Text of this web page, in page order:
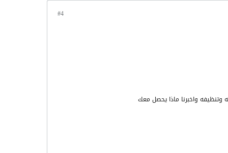
#4
واخبرنا ماذا يحصل معك